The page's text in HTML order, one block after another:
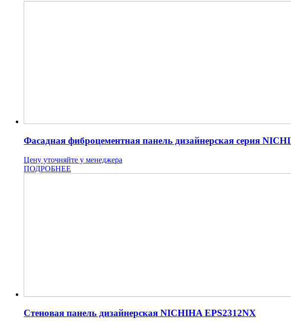
Фасадная фиброцементная панель дизайнерская серия
Цену уточняйте у менеджера
ПОДРОБНЕЕ
Стеновая панель дизайнерская NICHIHA EPS2312NX